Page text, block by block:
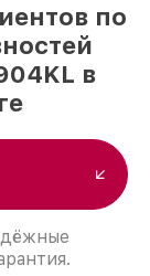
по
в